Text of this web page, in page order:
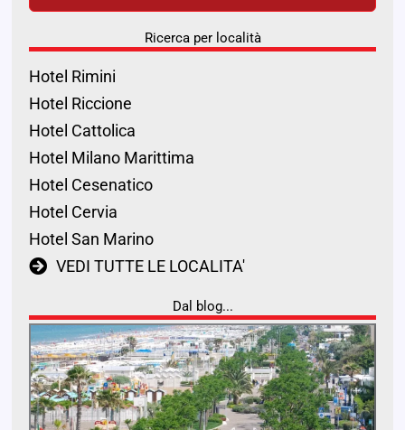
Ricerca per località
Hotel Rimini
Hotel Riccione
Hotel Cattolica
Hotel Milano Marittima
Hotel Cesenatico
Hotel Cervia
Hotel San Marino
VEDI TUTTE LE LOCALITA'
Dal blog...